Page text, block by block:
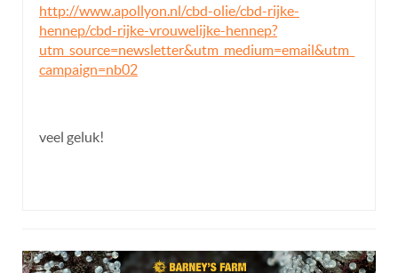
http://www.apollyon.nl/cbd-olie/cbd-rijke-
hennep/cbd-rijke-vrouwelijke-hennep?
utm_source=newsletter&utm_medium=email&utm_
campaign=nb02
veel geluk!